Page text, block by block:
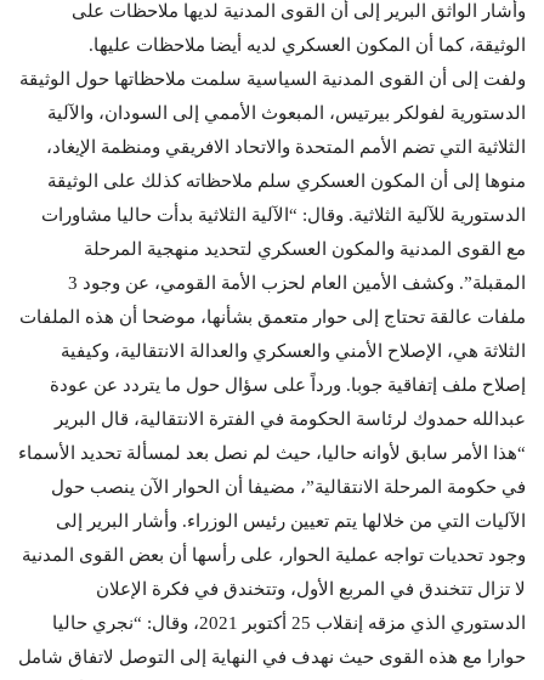
وأشار الواثق البرير إلى أن القوى المدنية لديها ملاحظات على
الوثيقة، كما أن المكون العسكري لديه أيضا ملاحظات عليها.
ولفت إلى أن القوى المدنية السياسية سلمت ملاحظاتها حول الوثيقة
الدستورية لفولكر بيرتيس، المبعوث الأممي إلى السودان، والآلية
الثلاثية التي تضم الأمم المتحدة والاتحاد الافريقي ومنظمة الإيغاد،
منوها إلى أن المكون العسكري سلم ملاحظاته كذلك على الوثيقة
الدستورية للآلية الثلاثية. وقال: “الآلية الثلاثية بدأت حاليا مشاورات
مع القوى المدنية والمكون العسكري لتحديد منهجية المرحلة
المقبلة”. وكشف الأمين العام لحزب الأمة القومي، عن وجود 3
ملفات عالقة تحتاج إلى حوار متعمق بشأنها، موضحا أن هذه الملفات
الثلاثة هي، الإصلاح الأمني والعسكري والعدالة الانتقالية، وكيفية
إصلاح ملف إتفاقية جوبا. ورداً على سؤال حول ما يتردد عن عودة
عبدالله حمدوك لرئاسة الحكومة في الفترة الانتقالية، قال البرير
“هذا الأمر سابق لأوانه حاليا، حيث لم نصل بعد لمسألة تحديد الأسماء
في حكومة المرحلة الانتقالية”، مضيفا أن الحوار الآن ينصب حول
الآليات التي من خلالها يتم تعيين رئيس الوزراء. وأشار البرير إلى
وجود تحديات تواجه عملية الحوار، على رأسها أن بعض القوى المدنية
لا تزال تتخندق في المربع الأول، وتتخندق في فكرة الإعلان
الدستوري الذي مزقه إنقلاب 25 أكتوبر 2021، وقال: “نجري حاليا
حوارا مع هذه القوى حيث نهدف في النهاية إلى التوصل لاتفاق شامل